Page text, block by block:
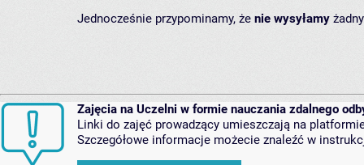
Jednocześnie przypominamy, że nie wysyłamy
Zajęcia na Uczelni w formie nauczania zdalnego
Linki do zajęć prowadzący umieszczają na
Szczegółowe informacje możecie znaleźć w